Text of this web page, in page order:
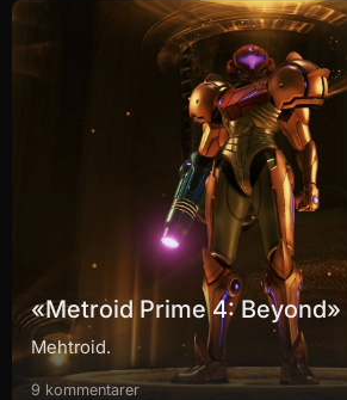
«Metroid Prime 4: Beyond»
Mehtroid.
9 kommentarer